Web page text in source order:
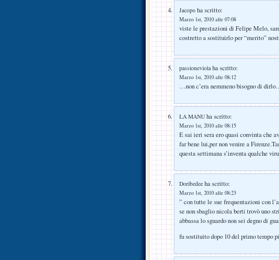
Jacopo ha scritto:
Marzo 1st, 2010 alle 07:08
viste le prestazioni di Felipe Melo,
costretto a sostituirlo per “merito”
passioneviola ha scritto:
Marzo 1st, 2010 alle 08:12
…non c’era nemmeno bisogno di
LA MANU ha scritto:
Marzo 1st, 2010 alle 08:15
E sai ieri sera ero quasi convinta che
far bene lui,per non venire a
questa settimana s’inventa qualche
Doribedee ha scritto:
Marzo 1st, 2010 alle 08:23
” con tutte le sue frequentazioni con
se non sbaglio nicola berti trovò uno
abbassa lo sguardo non sei degno di
fu sostituito dopo 10 del primo tempo